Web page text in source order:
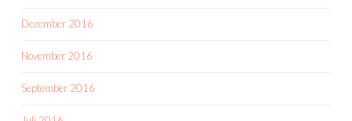
Dezember 2016
November 2016
September 2016